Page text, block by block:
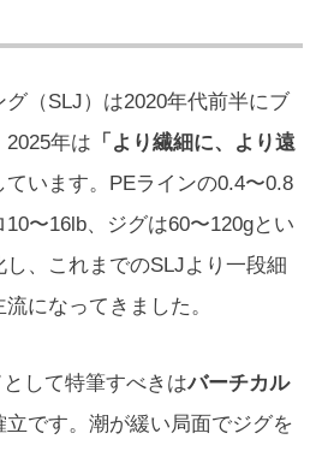
（SLJ）は2020年代前半にブ
年は 「より繊細に、より遠
います。PEラインの0.4〜0.8
〜16lb、ジグは60〜120gとい
し、これまでのSLJより一段細
になってきました。
して特筆すべきはバーチカル
立です。潮が緩い局面でジグを